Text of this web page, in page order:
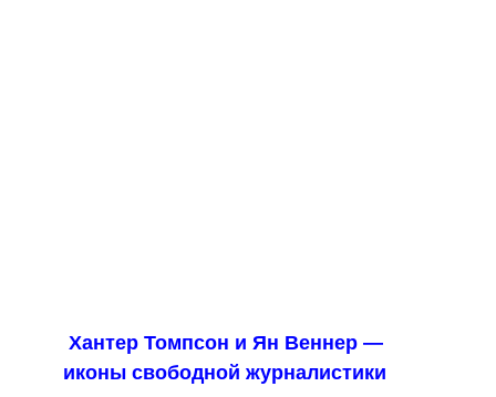
Хантер Томпсон и Ян Веннер —
иконы свободной журналистики